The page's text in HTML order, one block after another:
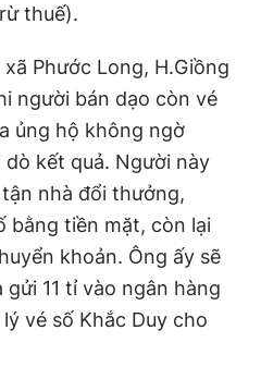
thoại
thuế).
Phước Long, H.Giồng
người bán dạo còn vé
ủng hộ không ngờ
kết quả. Người này
nhà đổi thưởng,
bằng tiền mặt, còn lại
khoản. Ông ấy sẽ
11 tỉ vào ngân hàng
vé số Khắc Duy cho